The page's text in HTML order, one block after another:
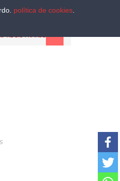
REGISTRARSE
política de cookies.